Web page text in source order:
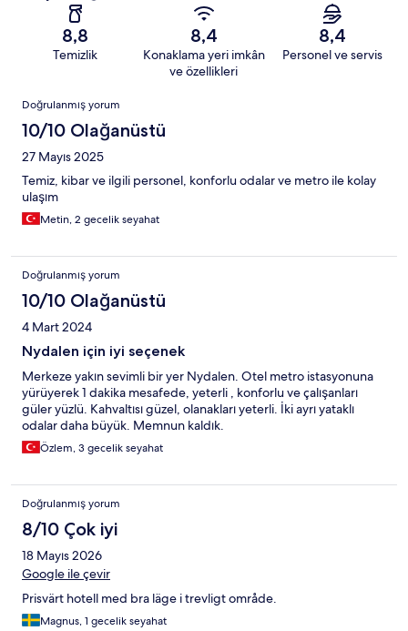
8,8
Temizlik
8,4
Konaklama yeri imkân
ve özellikleri
8,4
Personel ve servis
Yorumlar
Doğrulanmış yorum
10/10 Olağanüstü
27 Mayıs 2025
Temiz, kibar ve ilgili personel, konforlu odalar ve metro ile kolay
ulaşım
Metin, 2 gecelik seyahat
Doğrulanmış yorum
10/10 Olağanüstü
4 Mart 2024
Nydalen için iyi seçenek
Merkeze yakın sevimli bir yer Nydalen. Otel metro istasyonuna
yürüyerek 1 dakika mesafede, yeterli , konforlu ve çalışanları
güler yüzlü. Kahvaltısı güzel, olanakları yeterli. İki ayrı yataklı
odalar daha büyük. Memnun kaldık.
Özlem, 3 gecelik seyahat
Doğrulanmış yorum
8/10 Çok iyi
18 Mayıs 2026
Google ile çevir
Prisvärt hotell med bra läge i trevligt område.
Magnus, 1 gecelik seyahat